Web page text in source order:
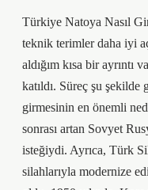
Türkiye Natoya Nasıl
teknik terimler daha iyi
aldığım kısa bir
katıldı. Süreç şu
girmesinin en önemli
sonrası artan Sovyet
isteğiydi. Ayrıca, Türk
silahlarıyla modernize